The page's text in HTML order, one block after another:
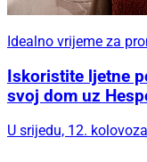
Idealno vrijeme za
Iskoristite ljetne
svoj dom uz
U srijedu, 12. kolovoza